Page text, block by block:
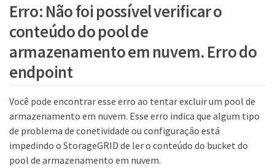
Erro: Não foi possível verificar o
conteúdo do pool de
armazenamento em nuvem. Erro do
endpoint
Você pode encontrar esse erro ao tentar excluir um pool de
armazenamento em nuvem. Esse erro indica que algum tipo
de problema de conetividade ou configuração está
impedindo o StorageGRID de ler o conteúdo do bucket do
pool de armazenamento em nuvem.